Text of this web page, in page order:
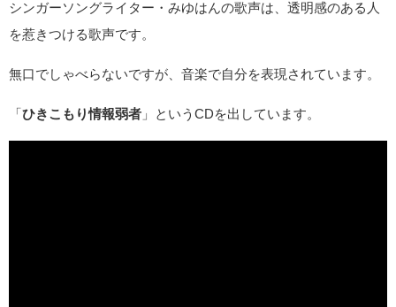
シンガーソングライター・みゆはんの歌声は、透明感のある人
を惹きつける歌声です。
無口でしゃべらないですが、音楽で自分を表現されています。
「 ひきこもり情報弱者 」というCDを出しています。